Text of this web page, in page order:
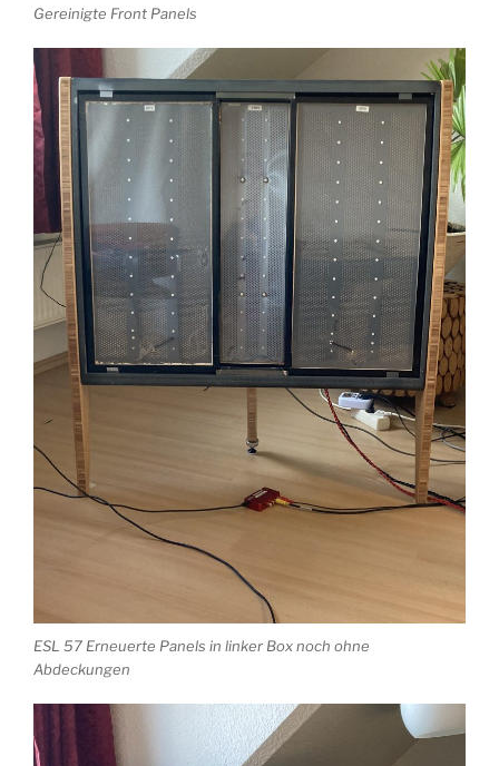
Gereinigte Front Panels
ESL 57 Erneuerte Panels in linker Box noch ohne
Abdeckungen